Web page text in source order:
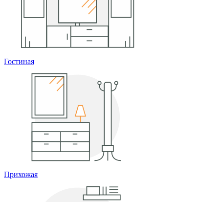
Гостиная
Прихожая